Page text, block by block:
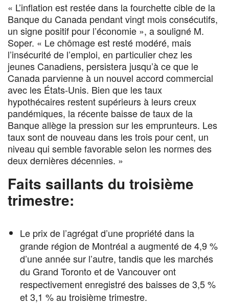
« L’inflation est restée dans la fourchette cible de la
Banque du Canada pendant vingt mois consécutifs,
un signe positif pour l’économie », a souligné M.
Soper. « Le chômage est resté modéré, mais
l’insécurité de l’emploi, en particulier chez les
jeunes Canadiens, persistera jusqu’à ce que le
Canada parvienne à un nouvel accord commercial
avec les États-Unis. Bien que les taux
hypothécaires restent supérieurs à leurs creux
pandémiques, la récente baisse de taux de la
Banque allège la pression sur les emprunteurs. Les
taux sont de nouveau dans les trois pour cent, un
niveau qui semble favorable selon les normes des
deux dernières décennies. »
Faits saillants du troisième
trimestre:
Le prix de l’agrégat d’une propriété dans la
grande région de Montréal a augmenté de 4,9 %
d’une année sur l’autre, tandis que les marchés
du Grand Toronto et de Vancouver ont
respectivement enregistré des baisses de 3,5 %
et 3,1 % au troisième trimestre.